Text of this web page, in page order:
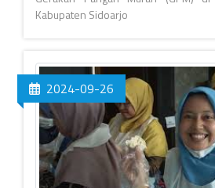
Kabupaten Sidoarjo
2024-09-26